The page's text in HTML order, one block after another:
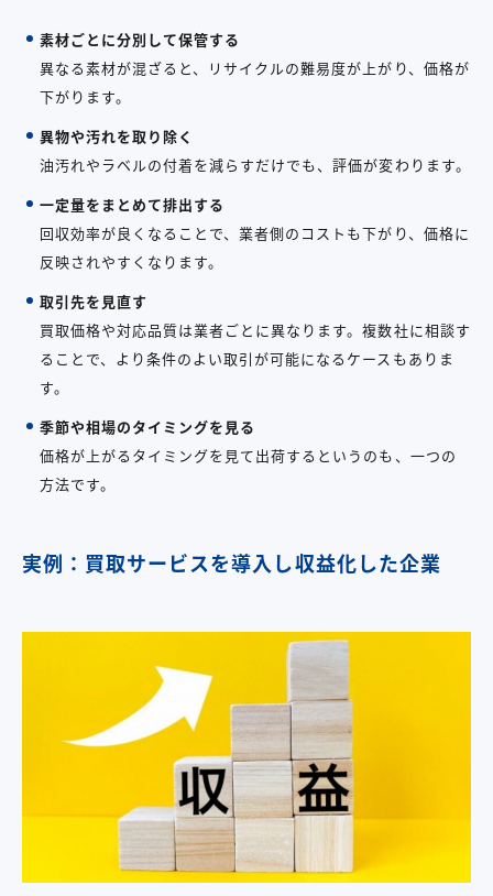
素材ごとに分別して保管する
異なる素材が混ざると、リサイクルの難易度が上がり、価格が
下がります。
異物や汚れを取り除く
油汚れやラベルの付着を減らすだけでも、評価が変わります。
一定量をまとめて排出する
回収効率が良くなることで、業者側のコストも下がり、価格に
反映されやすくなります。
取引先を見直す
買取価格や対応品質は業者ごとに異なります。複数社に相談す
ることで、より条件のよい取引が可能になるケースもありま
す。
季節や相場のタイミングを見る
価格が上がるタイミングを見て出荷するというのも、一つの
方法です。
実例：買取サービスを導入し収益化した企業